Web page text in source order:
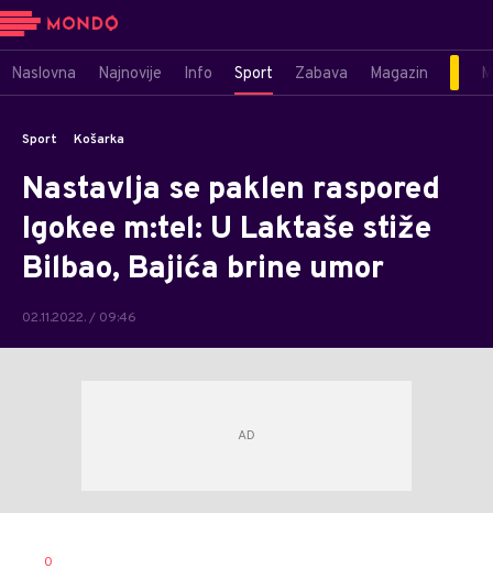
Naslovna Najnovije Info Sport Zabava Magazin
Sport Košarka
Nastavlja se paklen raspored
Igokee m:tel: U Laktaše stiže
Bilbao, Bajića brine umor
02.11.2022. / 09:46
AUTOR
0